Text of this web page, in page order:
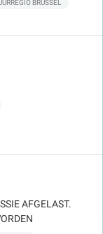
BRUSSEL
AFGELAST.